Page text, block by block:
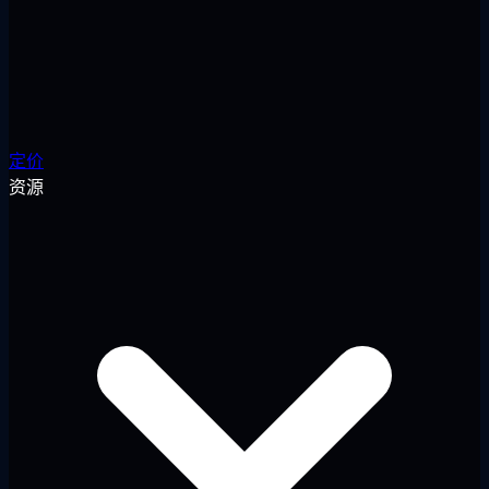
定价
资源